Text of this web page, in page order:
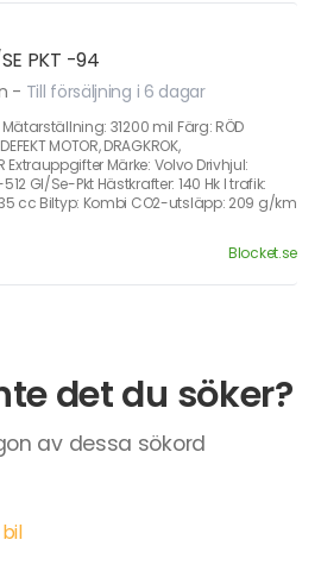
PKT -94
- Till försäljning i 6 dagar
Mätarställning: 31200 mil Färg: RÖD
MOTOR, DRAGKROK,
Extrauppgifter Märke: Volvo Drivhjul:
Gl/Se-Pkt Hästkrafter: 140 Hk I trafik:
cc Biltyp: Kombi CO2-utsläpp: 209 g/km
Blocket.se
det du söker?
av dessa sökord